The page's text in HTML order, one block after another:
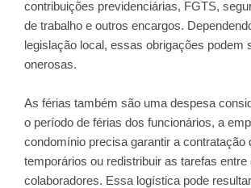
contribuições previdenciárias, FGTS,
de trabalho e outros encargos.
legislação local, essas obrigações podem
onerosas.
As férias também são uma despesa
o período de férias dos funcionários, a
condomínio precisa garantir a contratação
temporários ou redistribuir as tarefas entre
colaboradores. Essa logística pode